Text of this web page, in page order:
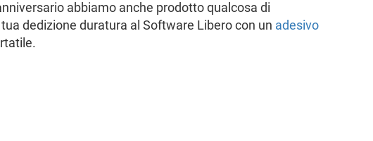
abbiamo anche prodotto qualcosa di
dedizione duratura al Software Libero con un adesivo